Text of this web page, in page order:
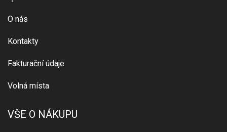
O nás
Kontakty
Fakturační údaje
Volná místa
VŠE O NÁKUPU